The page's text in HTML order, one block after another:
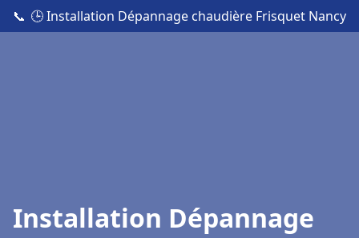
📞 🕒 Installation Dépannage chaudière Frisquet Nancy
Installation Dépannage